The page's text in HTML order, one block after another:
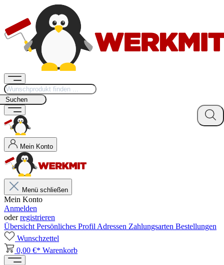
Suchen
Mein Konto
Menü schließen
Mein Konto
Anmelden
oderregistrieren
Übersicht Persönliches Profil Adressen Zahlungsarten Bestellungen
Wunschzettel
0,00 €* Warenkorb